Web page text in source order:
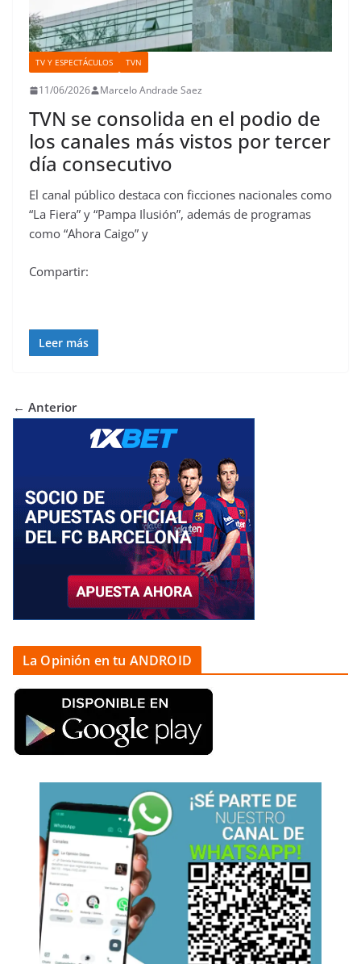
TV Y ESPECTÁCULOS TVN
11/06/2026 Marcelo Andrade Saez
TVN se consolida en el podio de
los canales más vistos por tercer
día consecutivo
El canal público destaca con ficciones nacionales como
“La Fiera” y “Pampa Ilusión”, además de programas
como “Ahora Caigo” y
Compartir:
Leer más
← Anterior
La Opinión en tu ANDROID